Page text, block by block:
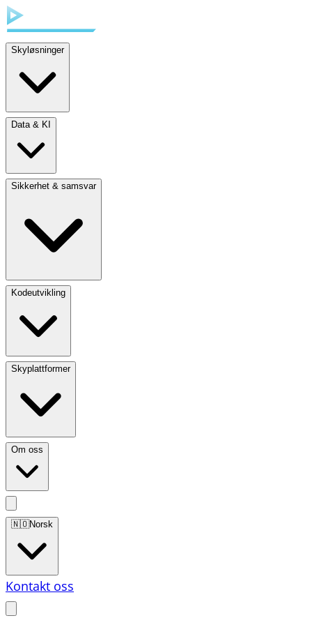
Skyløsninger
Data & KI
Sikkerhet & samsvar
Kodeutvikling
Skyplattformer
Om oss
🇳🇴Norsk
Kontakt oss